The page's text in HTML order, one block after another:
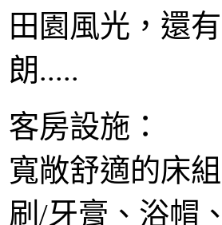
田園風光，還
朗.....
客房設施：
寬敞舒適的床
刷/牙膏、浴帽